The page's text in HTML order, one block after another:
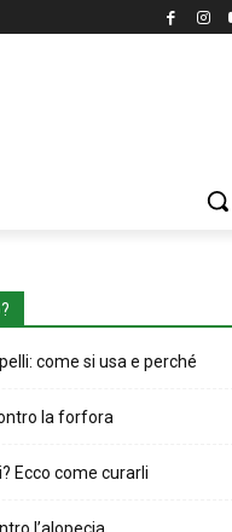
come si usa e perché
la forfora
Ecco come curarli